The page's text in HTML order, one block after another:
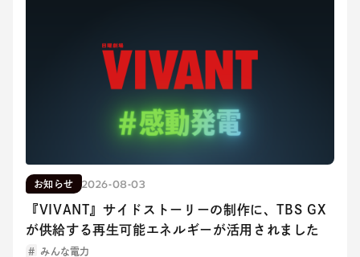
お知らせ 2026-08-03
『VIVANT』サイドストーリーの制作に、TBS GX
が供給する再生可能エネルギーが活用されました
みんな電力